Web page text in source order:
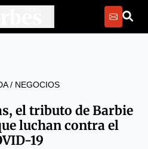
/ NEGOCIOS
el tributo de Barbie
luchan contra el
19